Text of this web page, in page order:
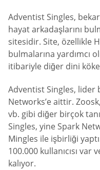
Adventist Singles,
hayat arkadaşlarını
sitesidir. Site, özellikle
bulmalarına yardımcı
itibariyle diğer dini
Adventist Singles,
Networks’e aittir.
vb. gibi diğer birçok
Singles, yine Spark
Mingles ile işbirliği
100.000 kullanıcısı var
kalıyor.